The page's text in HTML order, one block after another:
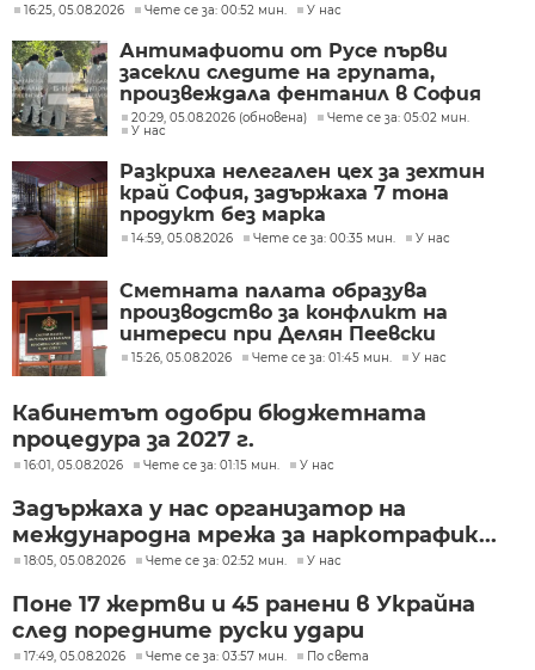
16:25, 05.08.2026 Чете се за: 00:52 мин. У нас
Антимафиоти от Русе първи
засекли следите на групата,
произвеждала фентанил в София
20:29, 05.08.2026 (обновена)
Чете се за: 05:02 мин.
У нас
Разкриха нелегален цех за зехтин
край София, задържаха 7 тона
продукт без марка
14:59, 05.08.2026 Чете се за: 00:35 мин. У нас
Сметната палата образува
производство за конфликт на
интереси при Делян Пеевски
15:26, 05.08.2026 Чете се за: 01:45 мин. У нас
Кабинетът одобри бюджетната
процедура за 2027 г.
16:01, 05.08.2026 Чете се за: 01:15 мин. У нас
Задържаха у нас организатор на
международна мрежа за наркотрафик...
18:05, 05.08.2026 Чете се за: 02:52 мин. У нас
Поне 17 жертви и 45 ранени в Украйна
след поредните руски удари
17:49, 05.08.2026 Чете се за: 03:57 мин. По света